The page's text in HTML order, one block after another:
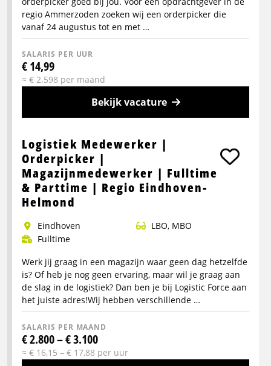
regio Ammerzoden zoeken wij een orderpicker die
vanaf 24 augustus tot en met …
SALARIS PER UUR
€ 14,99
≈ € 2.598 per maand
Bekijk vacature
info
over
Orderpicker
licht
fysiek
Logistiek Medewerker |
Orderpicker |
Magazijnmedewerker | Fulltime
& Parttime | Regio Eindhoven-
Helmond
eindhoven
LBO, MBO
Fulltime
Werk jij graag in een magazijn waar geen dag hetzelfde
is? Of heb je nog geen ervaring, maar wil je graag aan
de slag in de logistiek? Dan ben je bij Logistic Force aan
het juiste adres!Wij hebben verschillende …
SALARIS PER MAAND
€ 2.800 – € 3.100
≈ € 16,15 – € 17,88 per uur